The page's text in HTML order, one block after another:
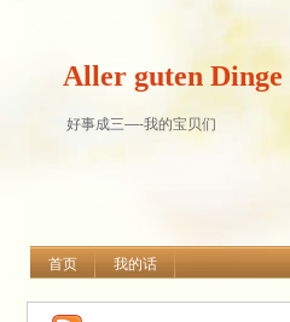
Aller guten
好事成三—-我的宝贝们
首页 我的话